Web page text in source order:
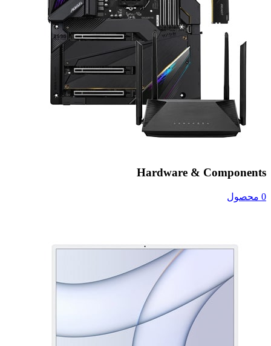
Hardware & Components
0 محصول